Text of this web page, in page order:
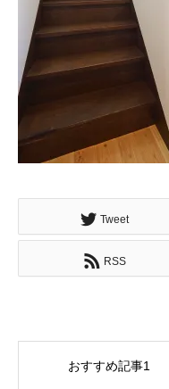
Tweet
RSS
おすすめ記事1